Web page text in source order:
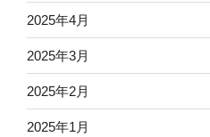
2025年4月
2025年3月
2025年2月
2025年1月